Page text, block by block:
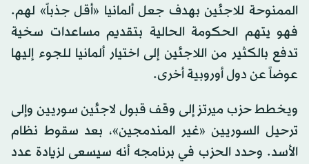
الممنوحة للاجئين بهدف جعل ألمانيا «أقل جذباً» لهم.
فهو يتهم الحكومة الحالية بتقديم مساعدات سخية
تدفع بالكثير من اللاجئين إلى اختيار ألمانيا للجوء إليها
عوضاً عن دول أوروبية أخرى.
ويخطط حزب ميرتز إلى وقف قبول لاجئين سوريين وإلى
ترحيل السوريين «غير المندمجين»، بعد سقوط نظام
الأسد. وحدد الحزب في برنامجه أنه سيسعى لزيادة عدد